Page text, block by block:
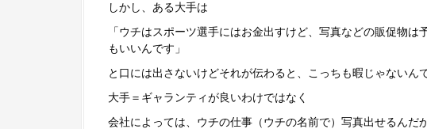
しかし、ある大手は
「ウチはスポーツ選手にはお金出すけど、写真などの販促物
もいいんです」
と口には出さないけどそれが伝わると、こっちも暇じゃないん
大手＝ギャランティが良いわけではなく
会社によっては、ウチの仕事（ウチの名前で）写真出せるん